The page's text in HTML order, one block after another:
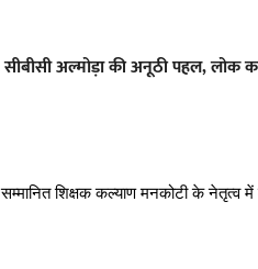
सीबीसी अल्मोड़ा की अनूठी पहल,
शिक्षक कल्याण मनकोटी के नेतृत्व में